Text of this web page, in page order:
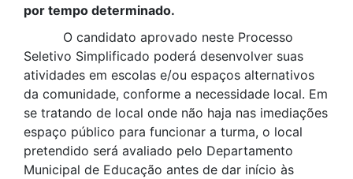
por tempo determinado.
O candidato aprovado neste Processo
Seletivo Simplificado poderá desenvolver suas
atividades em escolas e/ou espaços alternativos
da comunidade, conforme a necessidade local. Em
se tratando de local onde não haja nas imediações
espaço público para funcionar a turma, o local
pretendido será avaliado pelo Departamento
Municipal de Educação antes de dar início às